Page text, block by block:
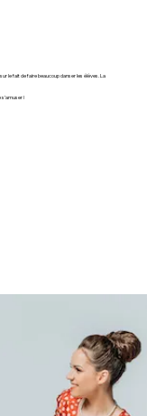
le fait de faire beaucoup danser les élèves. La
!